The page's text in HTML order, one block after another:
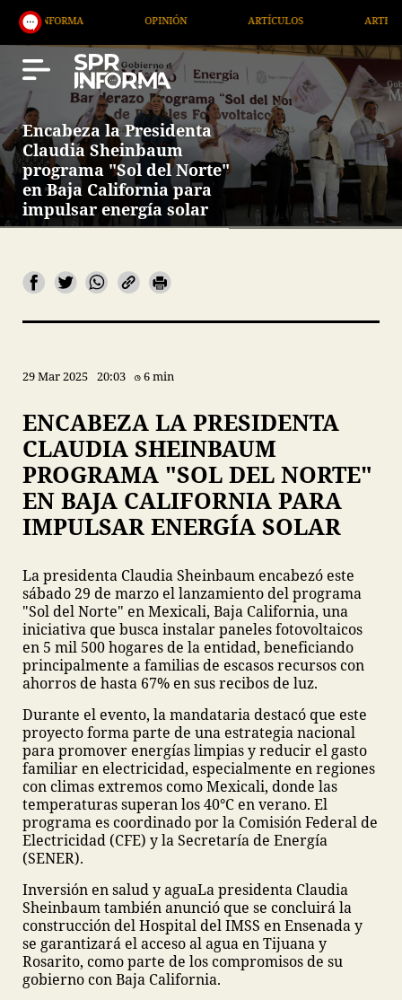
ARTE /
Encabeza la Presidenta
Claudia Sheinbaum
programa "Sol del Norte"
en Baja California para
impulsar energía solar
29 Mar 2025 20:03 6 min
ENCABEZA LA PRESIDENTA
CLAUDIA SHEINBAUM
PROGRAMA "SOL DEL NORTE"
EN BAJA CALIFORNIA PARA
IMPULSAR ENERGÍA SOLAR
La presidenta Claudia Sheinbaum encabezó este
sábado 29 de marzo el lanzamiento del programa
"Sol del Norte" en Mexicali, Baja California, una
iniciativa que busca instalar paneles fotovoltaicos
en 5 mil 500 hogares de la entidad, beneficiando
principalmente a familias de escasos recursos con
ahorros de hasta 67% en sus recibos de luz.
Durante el evento, la mandataria destacó que este
proyecto forma parte de una estrategia nacional
para promover energías limpias y reducir el gasto
familiar en electricidad, especialmente en regiones
con climas extremos como Mexicali, donde las
temperaturas superan los 40°C en verano. El
programa es coordinado por la Comisión Federal de
Electricidad (CFE) y la Secretaría de Energía
(SENER).
Inversión en salud y aguaLa presidenta Claudia
Sheinbaum también anunció que se concluirá la
construcción del Hospital del IMSS en Ensenada y
se garantizará el acceso al agua en Tijuana y
Rosarito, como parte de los compromisos de su
gobierno con Baja California.